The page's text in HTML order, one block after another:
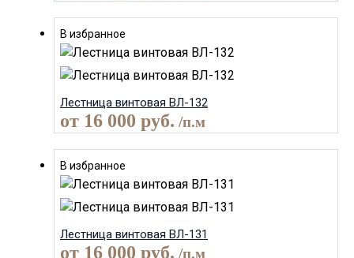
В избранное
Лестница винтовая ВЛ-132
от 16 000 руб. /п.м
В избранное
Лестница винтовая ВЛ-131
от 16 000 руб. /п.м